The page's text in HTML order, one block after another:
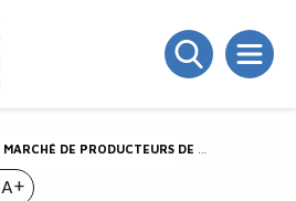
MARCHÉ DE PRODUCTEURS DE PAYS – SPECTACLE ARTS DE RUE
A+